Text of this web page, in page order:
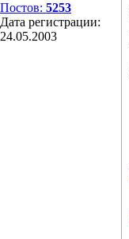
Постов: 5253
Дата регистрации:
24.05.2003